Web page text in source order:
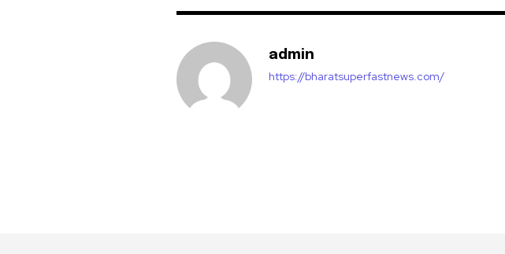
admin
https://bharatsuperfastnews.com/